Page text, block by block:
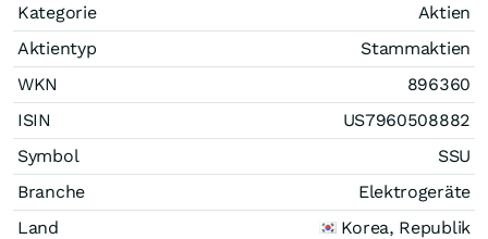
Kategorie
Aktien
Aktientyp
Stammaktien
WKN
896360
ISIN
US7960508882
Symbol
SSU
Branche
Elektrogeräte
Land
Korea, Republik